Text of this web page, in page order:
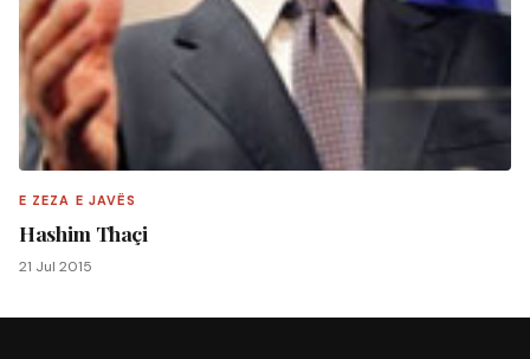
E ZEZA E JAVËS
Hashim Thaçi
21 Jul 2015